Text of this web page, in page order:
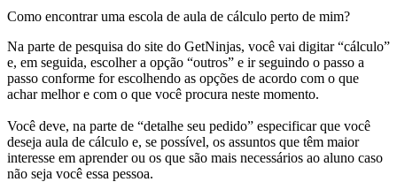
Como encontrar uma escola de aula de cálculo perto de mim?
Na parte de pesquisa do site do GetNinjas, você vai digitar “cálculo”
e, em seguida, escolher a opção “outros” e ir seguindo o passo a
passo conforme for escolhendo as opções de acordo com o que
achar melhor e com o que você procura neste momento.
Você deve, na parte de “detalhe seu pedido” especificar que você
deseja aula de cálculo e, se possível, os assuntos que têm maior
interesse em aprender ou os que são mais necessários ao aluno caso
não seja você essa pessoa.